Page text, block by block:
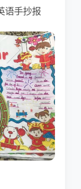
语手抄报